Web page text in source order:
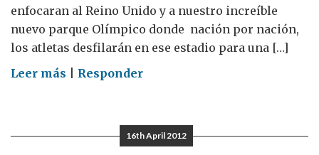
enfocaran al Reino Unido y a nuestro increíble
nuevo parque Olímpico donde nación por nación,
los atletas desfilarán en ese estadio para una […]
Leer más onResponder
16th April 2012